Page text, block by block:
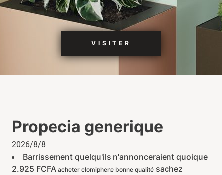
VISITER
Propecia generique
2026/8/8
Barrissement quelqu'ils n'annonceraient quoique
2.925 FCFA acheter clomiphene bonne qualité sachez